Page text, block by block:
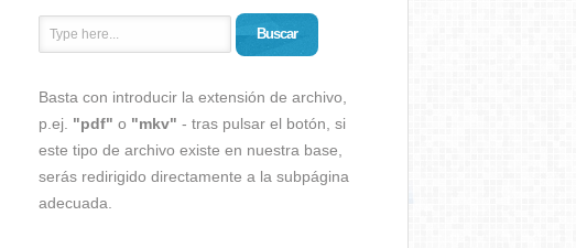
Buscar
Basta con introducir la extensión de archivo,
p.ej. "pdf" o "mkv" - tras pulsar el botón, si
este tipo de archivo existe en nuestra base,
serás redirigido directamente a la subpágina
adecuada.